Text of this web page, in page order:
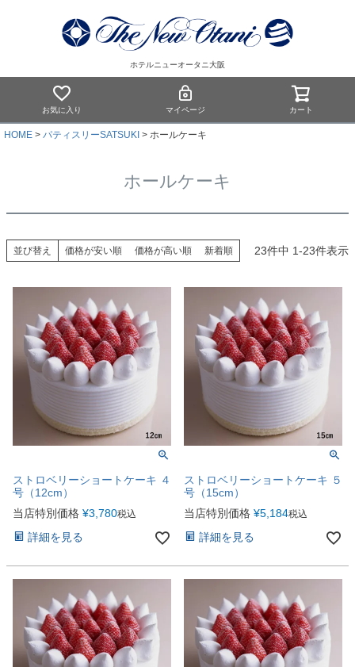
ホテルニューオータニ大阪
お気に入り マイページ カート
HOME パティスリーSATSUKI ホールケーキ
ホールケーキ
並び替え 価格が安い順 価格が高い順 新着順 23件中 1-23件表示
ストロベリーショートケーキ ４
号（12cm）
当店特別価格 ¥3,780税込
詳細を見る
ストロベリーショートケーキ ５
号（15cm）
当店特別価格 ¥5,184税込
詳細を見る